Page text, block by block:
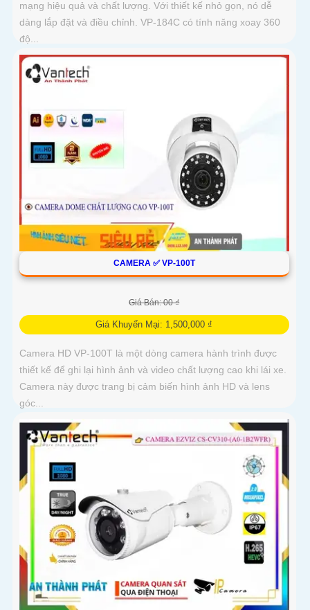
mạng hiệu quả và chất lượng. Với thiết kế nhỏ gọn, nó dễ
dàng lắp đặt và điều chỉnh. VP-184C có tính năng xoay 360
độ...
CAMERA ✅ VP-100T
Giá Bán: 00 ₫
Giá Khuyến Mại: 1,500,000 ₫
Camera HD VP-100T là một dòng camera hành trình được
thiết kế để ghi lại hình ảnh và video chất lượng cao khi lái xe.
Camera này được trang bị cảm biến hình ảnh HD và lens
góc...